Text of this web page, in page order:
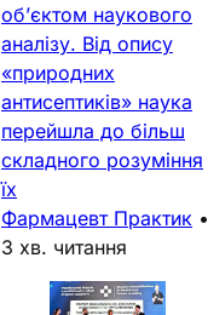
об’єктом наукового
аналізу. Від опису
«природних
антисептиків» наука
перейшла до більш
складного розуміння
їх
Фармацевт Практик •
3 хв. читання